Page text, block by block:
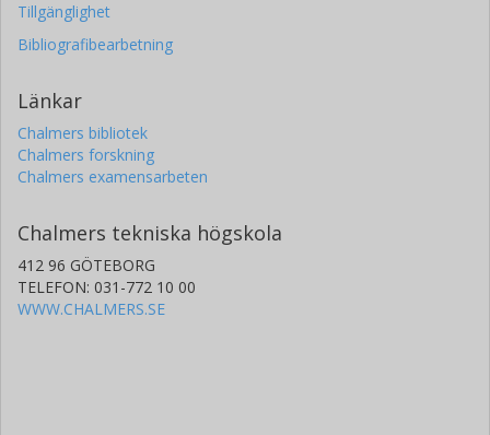
Tillgänglighet
Bibliografibearbetning
Länkar
Chalmers bibliotek
Chalmers forskning
Chalmers examensarbeten
Chalmers tekniska högskola
412 96 GÖTEBORG
TELEFON: 031-772 10 00
WWW.CHALMERS.SE